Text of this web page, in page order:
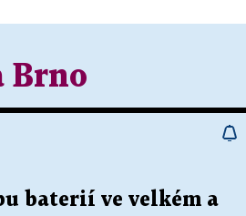
Brno
baterií ve velkém a